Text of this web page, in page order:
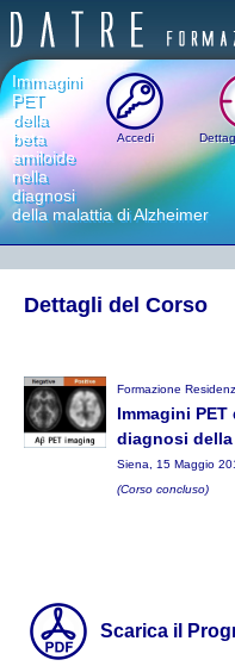
Accedi
Immagini
PET
della
beta
amiloide
nella
diagnosi
della malattia di Alzheimer
Dettagli del Corso
Formazione
Immagini
diagnosi della
Siena, 15 Maggio
(Corso concluso)
Scarica il